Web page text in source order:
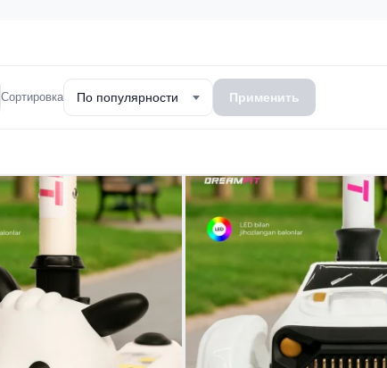
Сортировка По популярности Применить